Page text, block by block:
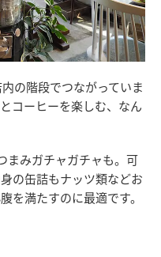
の階段でつながっていま
コーヒーを楽しむ、なん
まみガチャガチャも。可
の缶詰もナッツ類などお
を満たすのに最適です。